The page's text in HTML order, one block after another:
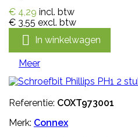
€ 4,29 incl. btw
€ 3,55 excl. btw
 In winkelwagen
Meer
Referentie: COXT973001
Merk: Connex